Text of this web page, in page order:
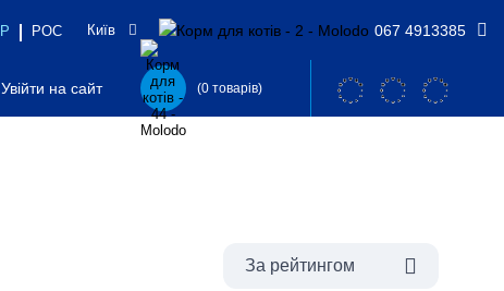
РОС Київ 067 4913385
Увійти на сайт (0 товарів)
За рейтингом